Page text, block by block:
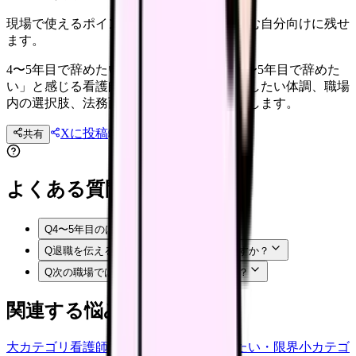
現場で使えるポイントを、同僚やあとで読む自分向けに残せ
ます。
4〜5年目で辞めたい時に確認すること 「4〜5年目で辞めた
い」と感じる看護師さんへ。退職前に確認したい体調、職場
内の選択肢、法務面、次の職場条件を整理します。
共有 Xに投稿
よくある質問
Q4〜5年目のは甘えですか？
Q退職を伝える前に何を準備すればいいですか？
Q次の職場では何を確認すればいいですか？
関連する悩みカテゴリ
大カテゴリ 看護師の悩み 辞めたい・限界小カテゴ